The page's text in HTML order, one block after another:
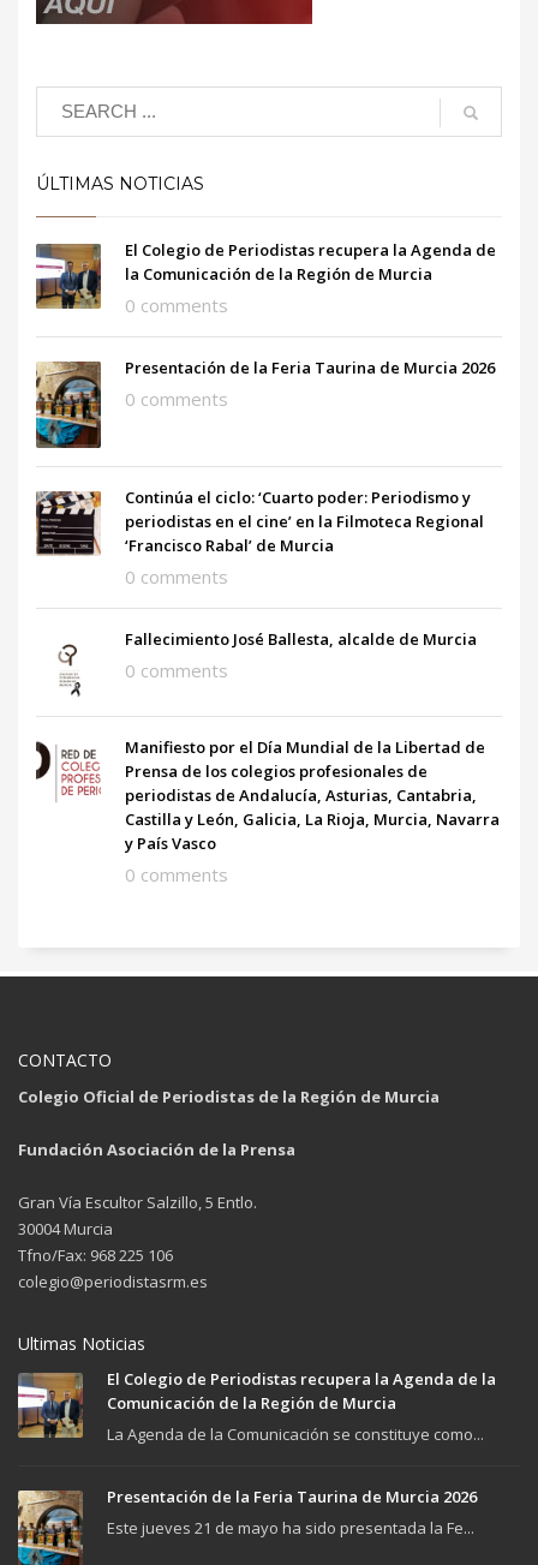
ÚLTIMAS NOTICIAS
El Colegio de Periodistas recupera la Agenda de
la Comunicación de la Región de Murcia
0 comments
Presentación de la Feria Taurina de Murcia 2026
0 comments
Continúa el ciclo: ‘Cuarto poder: Periodismo y
periodistas en el cine’ en la Filmoteca Regional
‘Francisco Rabal’ de Murcia
0 comments
Fallecimiento José Ballesta, alcalde de Murcia
0 comments
Manifiesto por el Día Mundial de la Libertad de
Prensa de los colegios profesionales de
periodistas de Andalucía, Asturias, Cantabria,
Castilla y León, Galicia, La Rioja, Murcia, Navarra
y País Vasco
0 comments
CONTACTO
Colegio Oficial de Periodistas de la Región de Murcia
Fundación Asociación de la Prensa
Gran Vía Escultor Salzillo, 5 Entlo.
30004 Murcia
Tfno/Fax: 968 225 106
colegio@periodistasrm.es
Ultimas Noticias
El Colegio de Periodistas recupera la Agenda de la
Comunicación de la Región de Murcia
La Agenda de la Comunicación se constituye como...
Presentación de la Feria Taurina de Murcia 2026
Este jueves 21 de mayo ha sido presentada la Fe...